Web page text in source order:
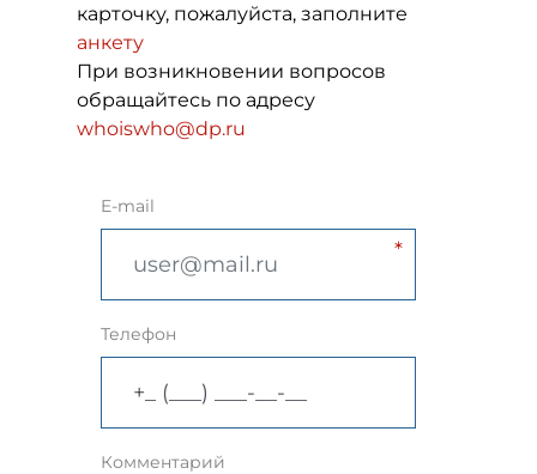
карточку, пожалуйста, заполните
анкету
При возникновении вопросов
обращайтесь по адресу
whoiswho@dp.ru
E-mail
Телефон
Комментарий